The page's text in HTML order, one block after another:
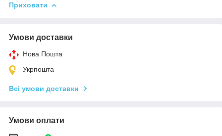
Приховати
Умови доставки
Нова Пошта
Укрпошта
Всі умови доставки
Умови оплати